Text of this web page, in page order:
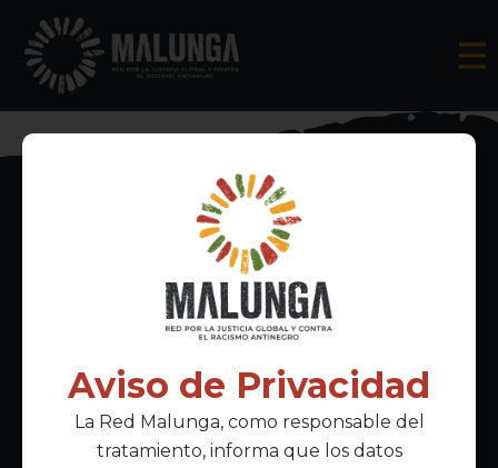
Inscríbete al boletín informativo
Acepto lapolítica de privacidad
Aviso de Privacidad
La Red Malunga, como responsable del
tratamiento, informa que los datos